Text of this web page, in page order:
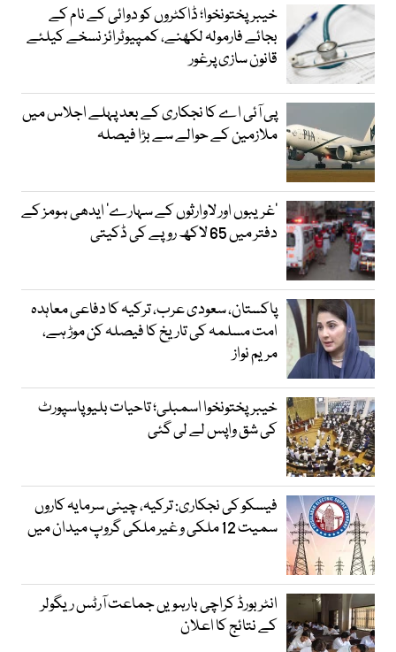
خیبرپختونخوا؛ ڈاکٹروں کو دوائی کے نام کے
بجائے فارمولہ لکھنے، کمپیوٹرائز نسخے کیلئے
قانون سازی پرغور
پی آئی اے کا نجکاری کے بعد پہلے اجلاس میں
ملازمین کے حوالے سے بڑا فیصلہ
’غریبوں اور لاوارثوں کے سہارے‘ ایدھی ہومز کے
دفتر میں 65 لاکھ روپے کی ڈکیتی
پاکستان، سعودی عرب، ترکیہ کا دفاعی معاہدہ
امت مسلمہ کی تاریخ کا فیصلہ کن موڑ ہے،
مریم نواز
خیبرپختونخوا اسمبلی؛ تاحیات بلیو پاسپورٹ
کی شق واپس لے لی گئی
فیسکو کی نجکاری: ترکیہ، چینی سرمایہ کاروں
سمیت 12 ملکی و غیر ملکی گروپ میدان میں
انٹر بورڈ کراچی بارہویں جماعت آرٹس ریگولر
کے نتائج کا اعلان